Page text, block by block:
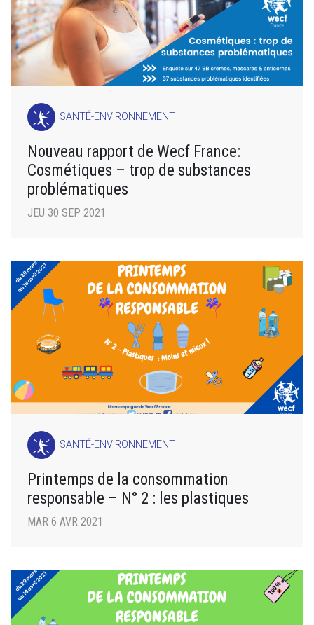
SANTÉ-ENVIRONNEMENT
Nouveau rapport de Wecf France:
Cosmétiques – trop de substances
problématiques
JEU 30 SEP 2021
SANTÉ-ENVIRONNEMENT
Printemps de la consommation
responsable – N° 2 : les plastiques
MAR 6 AVR 2021